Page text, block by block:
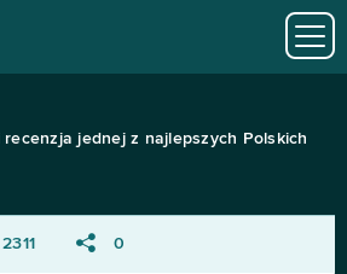
recenzja jednej z najlepszych Polskich
2311 0